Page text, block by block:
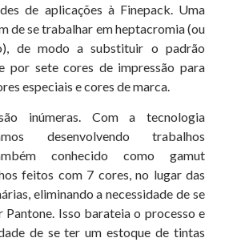
de aplicações à Finepack. Uma
de se trabalhar em heptacromia (ou
de modo a substituir o padrão
por sete cores de impressão para
especiais e cores de marca.
inúmeras. Com a tecnologia
desenvolvendo trabalhos
conhecido como gamut
feitos com 7 cores, no lugar das
eliminando a necessidade de se
Isso barateia o processo e
de se ter um estoque de tintas